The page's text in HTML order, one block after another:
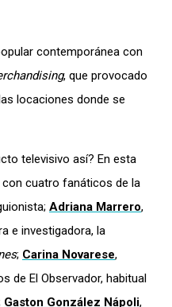
contemporánea con
, que provocado
locaciones donde se
televisivo así? En esta
cuatro fanáticos de la
Adriana Marrero,
e investigadora, la
; Carina Novarese,
de El Observador, habitual
Gaston González Nápoli,